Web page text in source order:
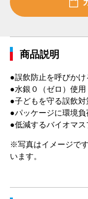
商品説明
●誤飲防止を呼びか
●水銀０（ゼロ）使用
●子どもを守る誤飲
●パッケージに環境負
●低減するバイオマ
※写真はイメージで
います。